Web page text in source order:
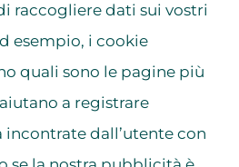
raccogliere dati sui vostri
esempio, i cookie
quali sono le pagine più
a registrare
dall’utente con